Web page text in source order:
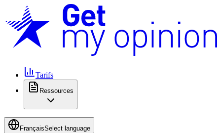
Tarifs
Ressources
FrançaisSelect language